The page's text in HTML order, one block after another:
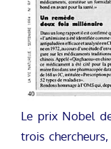
Le prix Nobel
trois